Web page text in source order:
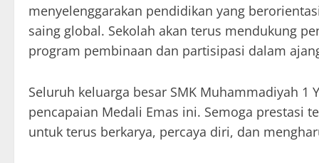
menyelenggarakan pendidikan yang
saing global. Sekolah akan terus mendukung
program pembinaan dan partisipasi dalam
Seluruh keluarga besar SMK Muhammadiyah 1
pencapaian Medali Emas ini. Semoga prestasi
untuk terus berkarya, percaya diri, dan